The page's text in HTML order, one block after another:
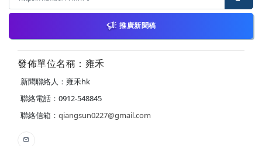
推廣新聞稿
發佈單位名稱：雍禾
新聞聯絡人：雍禾hk
聯絡電話：0912-548845
聯絡信箱： qiangsun0227@gmail.com